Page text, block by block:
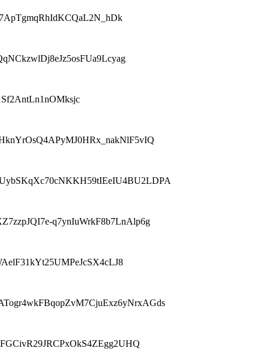
q7ynIuWrkF8b7LnAlp6g